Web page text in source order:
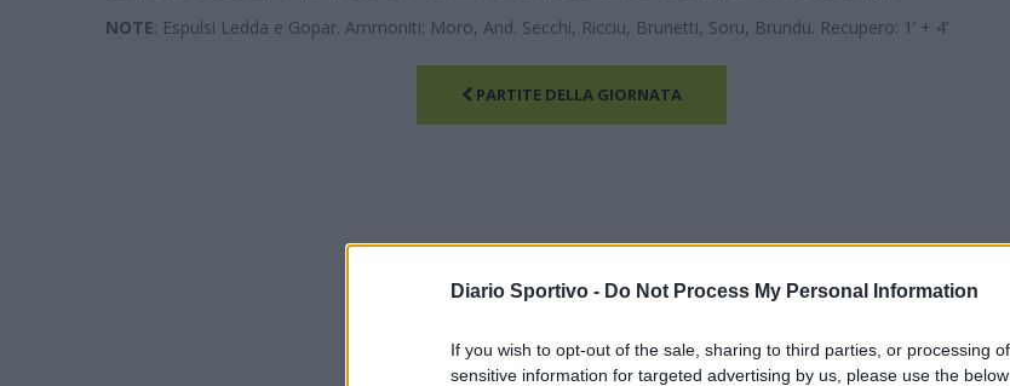
Diario Sportivo - Do Not Process My Personal Information
If you wish to opt-out of the sale, sharing to third parties, or processing
sensitive information for targeted advertising by us, please use the
NOTE: Espulsi Ledda e Gopar. Ammoniti: Moro, And. Secchi, Ricciu, Brunetti, Soru, Brundu. Recupero: 1’ + 4’
PARTITE DELLA GIORNATA